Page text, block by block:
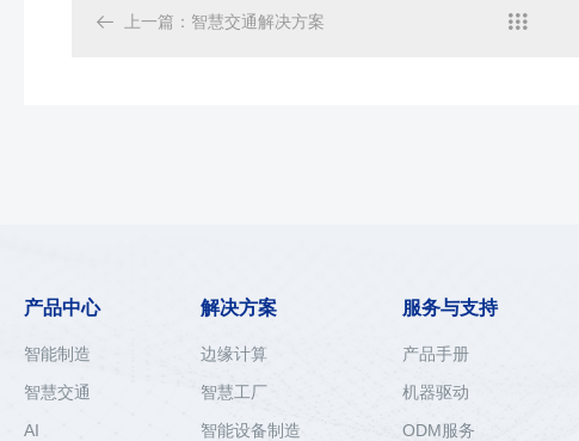
 上一篇 ： 智慧交通解决方案 
产品中心
智能制造
智慧交通
AI
解决方案
边缘计算
智慧工厂
智能设备制造
服务与支持
产品手册
机器驱动
ODM服务